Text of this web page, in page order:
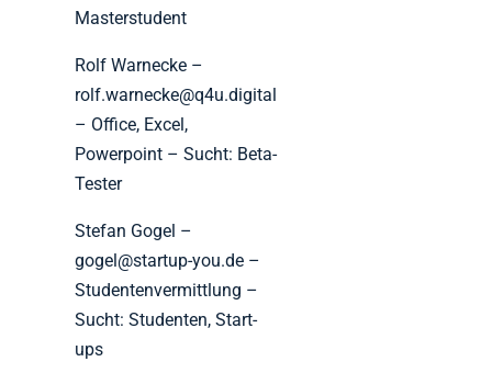
Masterstudent
Rolf Warnecke –
rolf.warnecke@q4u.digital
– Office, Excel,
Powerpoint – Sucht: Beta-
Tester
Stefan Gogel –
gogel@startup-you.de –
Studentenvermittlung –
Sucht: Studenten, Start-
ups